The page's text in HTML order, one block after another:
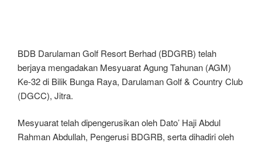
BDB Darulaman Golf Resort Berhad (BDGRB) telah
berjaya mengadakan Mesyuarat Agung Tahunan (AGM)
Ke-32 di Bilik Bunga Raya, Darulaman Golf & Country Club
(DGCC), Jitra.
Mesyuarat telah dipengerusikan oleh Dato’ Haji Abdul
Rahman Abdullah, Pengerusi BDGRB, serta dihadiri oleh